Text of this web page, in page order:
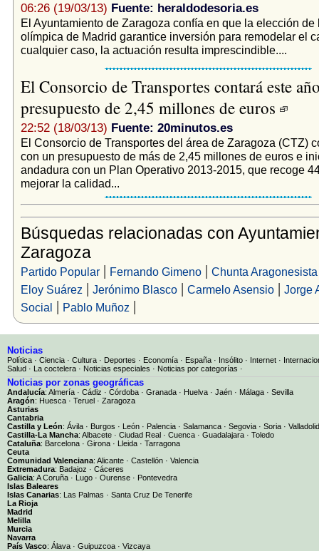
06:26 (19/03/13) Fuente: heraldodesoria.es
El Ayuntamiento de Zaragoza confía en que la elección de
olímpica de Madrid garantice inversión para remodelar el
cualquier caso, la actuación resulta imprescindible....
El Consorcio de Transportes contará este
presupuesto de 2,45 millones de euros
22:52 (18/03/13) Fuente: 20minutos.es
El Consorcio de Transportes del área de Zaragoza (CTZ)
con un presupuesto de más de 2,45 millones de euros e
andadura con un Plan Operativo 2013-2015, que recoge
mejorar la calidad...
Búsquedas relacionadas con
Zaragoza
Partido Popular| Fernando Gimeno| Chunta Aragonesista
Eloy Suárez | Jerónimo Blasco| Carmelo Asensio| Jorge
Social | Pablo Muñoz |
Noticias
Política · Ciencia · Cultura · Deportes · Economía · España · Insólito · Internet ·
Salud · La coctelera · Noticias especiales · Noticias por categorías ·
Noticias por zonas geográficas
Andalucía: Almería · Cádiz · Córdoba · Granada · Huelva · Jaén · Málaga · Sevilla
Aragón: Huesca · Teruel · Zaragoza
Asturias
Cantabria
Castilla y León: Ávila · Burgos · León · Palencia · Salamanca · Segovia · Soria · Valladolid
Castilla-La Mancha: Albacete · Ciudad Real · Cuenca · Guadalajara · Toledo
Cataluña: Barcelona · Girona · Lleida · Tarragona
Ceuta
Comunidad Valenciana: Alicante · Castellón · Valencia
Extremadura: Badajoz · Cáceres
Galicia: A Coruña · Lugo · Ourense · Pontevedra
Islas Baleares
Islas Canarias: Las Palmas · Santa Cruz De Tenerife
La Rioja
Madrid
Melilla
Murcia
Navarra
País Vasco: Álava · Guipuzcoa · Vizcaya